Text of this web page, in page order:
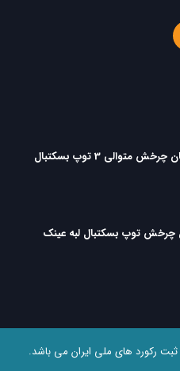
متوالی 3 توپ بسکتبال
چرخش توپ بسکتبال لبه عینک
رکورد های ملی ایران می باشد.